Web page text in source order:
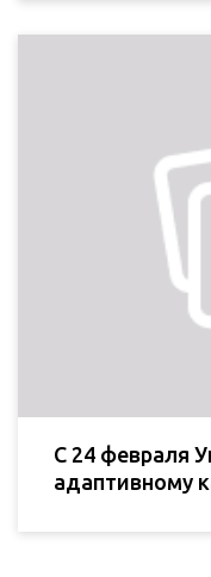
С 24 февраля
адаптивному